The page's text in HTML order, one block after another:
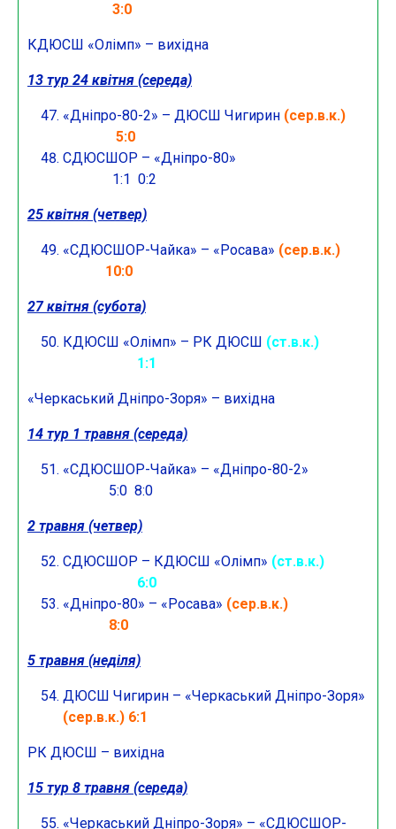
3:0
КДЮСШ «Олімп» – вихідна
13 тур 24 квітня (середа)
«Дніпро-80-2» – ДЮСШ Чигирин (сер.в.к.)
5:0
СДЮСШОР – «Дніпро-80»
1:1 0:2
25 квітня (четвер)
«СДЮСШОР-Чайка» – «Росава» (сер.в.к.)
10:0
27 квітня (субота)
КДЮСШ «Олімп» – РК ДЮСШ (ст.в.к.)
1:1
«Черкаський Дніпро-Зоря» – вихідна
14 тур 1 травня (середа)
«СДЮСШОР-Чайка» – «Дніпро-80-2»
5:0 8:0
2 травня (четвер)
СДЮСШОР – КДЮСШ «Олімп» (ст.в.к.)
6:0
«Дніпро-80» – «Росава» (сер.в.к.)
8:0
5 травня (неділя)
ДЮСШ Чигирин – «Черкаський Дніпро-Зоря»
(сер.в.к.) 6:1
РК ДЮСШ – вихідна
15 тур 8 травня (середа)
«Черкаський Дніпро-Зоря» – «СДЮСШОР-